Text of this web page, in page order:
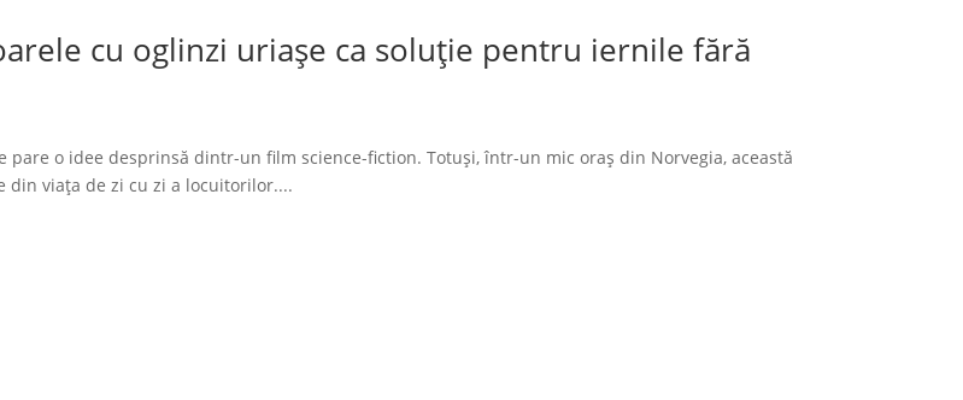
cu oglinzi uriașe ca soluție pentru iernile fără
o idee desprinsă dintr-un film science-fiction. Totuși, într-un mic oraș din Norvegia, această
din viața de zi cu zi a locuitorilor....